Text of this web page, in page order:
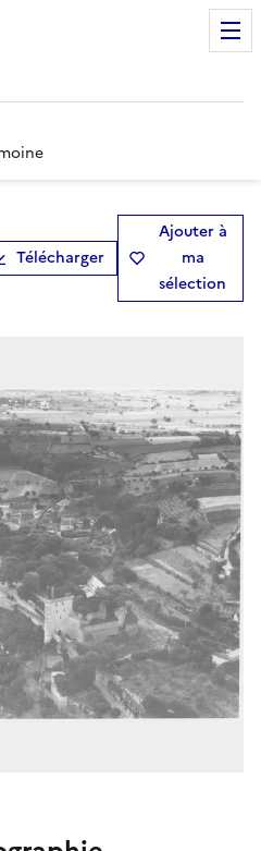
Télécharger
Ajouter à
ma
sélection